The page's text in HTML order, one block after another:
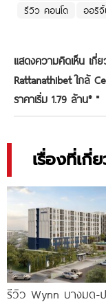
รีวิว คอนโด
ออริ
แสดงความคิดเห็น เกี่
Rattanathibet ใกล้
ราคาเริ่ม 1.79 ล้าน*"
เรื่องที่เกี่
รีวิว Wynn บางมด-